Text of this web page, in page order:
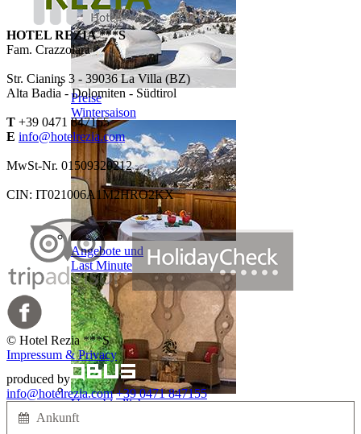
Preise
Wintersaison
Angebote und
Last Minute
Unverbindliche
Anfrage
HOTEL REZIA ***S
Fam. Crazzolara
Str. Cianins 3 - 39036 La Villa (BZ)
Alta Badia - Dolomiten - Südtirol
T +39 0471 847155
E info@hotelrezia.com
MwSt-Nr. 01509320212
CIN: IT021006A1M2HRO2KX
© Hotel Rezia ***S
Impressum & Privacy
produced by
info@hotelrezia.com +39 0471 847155